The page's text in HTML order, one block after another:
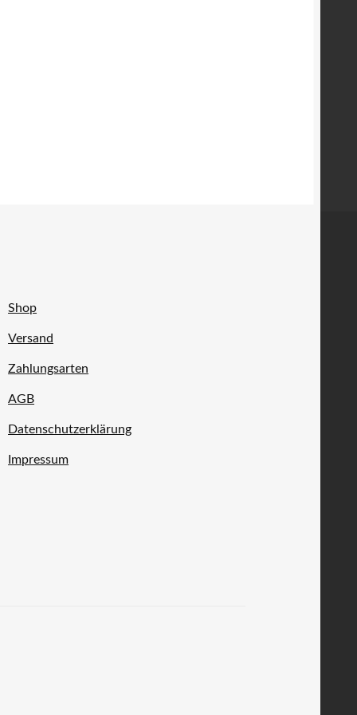
Shop
Versand
Zahlungsarten
AGB
Datenschutzerklärung
Impressum